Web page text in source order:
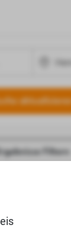
aktualisieren
Ergebnisse Filtern
Ergebnisse.